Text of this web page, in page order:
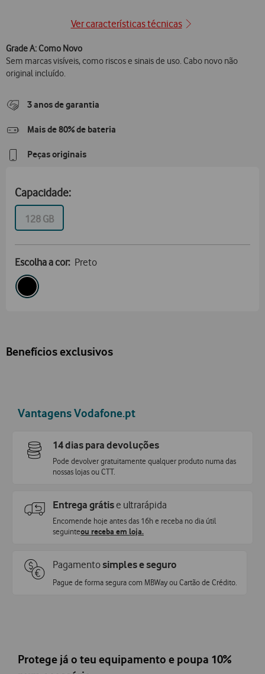
Ver características técnicas
Grade A: Como Novo
Sem marcas visíveis, como riscos e sinais de uso. Cabo novo não
original incluído.
3 anos de garantia
Mais de 80% de bateria
Peças originais
Capacidade:
128 GBGB
Escolha a cor: Preto
Benefícios exclusivos
Vantagens Vodafone.pt
14 dias para devoluções
Pode devolver gratuitamente qualquer produto numa das
nossas lojas ou CTT.
Entrega grátis e ultrarápida
Encomende hoje antes das 16h e receba no dia útil
seguinteou receba em loja.
Pagamentosimples e seguro
Pague de forma segura com MBWay ou Cartão de Crédito.
Protege já o teu equipamento e poupa 10%